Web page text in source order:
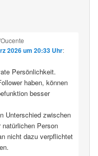
2026 um 20:33 Uhr:
Persönlichkeit.
haben, können
besser
Unterschied zwischen
Person
nicht dazu verpflichtet